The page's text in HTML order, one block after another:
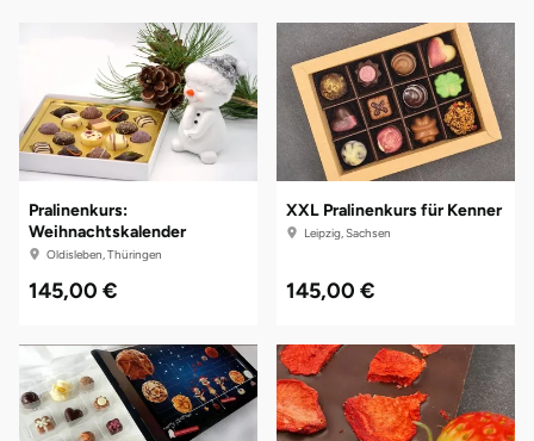
Pralinenkurs:
Weihnachtskalender
Oldisleben, Thüringen
145,00 €
XXL Pralinenkurs für Kenner
Leipzig, Sachsen
145,00 €